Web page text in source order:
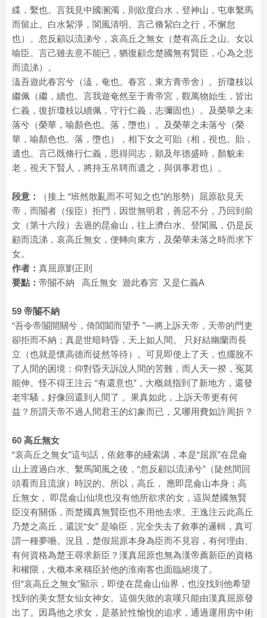
緤，繫也。言我見中國溷濁，則欲度白水，登神山，屯車繫馬
而留止。白水絜淨，閬風清明。言己脩絜白之行，不懈怠
也）。忽反顧以流涕兮，哀高丘之無女（楚有高丘之山。女以
喻臣。言己雖去意不能已，猶復顧念楚國無有賢臣，心為之悲
而流涕）。
溘吾遊此春宮兮（溘，奄也。春宮，東方青帝舍）。折瓊枝以
繼佩（繼，續也。言我遊奄然至于青帝宮，觀萬物始生，皆出
仁義，復折瓊枝以續佩，守行仁義，志彌固也）。及榮華之未
落兮（榮華，喻顏色也。落，墮也）。及榮華之未落兮（榮
華，喻顏色也。落，墮也），相下女之可貽（相，視也。貽，
遺也。言己既脩行仁義，思得同志，願及年德盛時，顏貌未
老，視天下賢人，將持玉帛聘而遺之，與俱事君也）。
段意：
（接上 “班然散亂而不可知之也”的形勢）屈原欲見天
帝，而閽者（佞臣）拒門，因世無明君，善惡不分，乃回到前
文（第十六段）去過的昆侖山，往上濟白水、登閬風，仍是反
顧而流涕，哀高丘無女，便轉向東方，及榮華未落之時而求下
女。
作者： 真屈原劉正則
要點： 帝閽不納 高丘無女 遊此春宮 又是仁義A
59 帝閽不納
“吾令帝閽開關兮，倚閶闔而望予 ”—將上訴天帝，天帝的門吏
卻拒而不納；真是世暗時昏，天上如人間。 只好結幽蘭而長
立（也就是懷高德而徒然等待）。可見即使上了天，也擺脫不
了人間的困境；仰對昏天訴說人間的苦難，而人天一揆，冤莫
能伸。怪不得王注云 “有還意也”，大概就指到了新地方，還發
老牢騷，好像回還到人間了 。果真如此，上訴天帝更有何
益？所謂天帝不過人間君王的幻象而已，又哪用費如許周折？
60 高丘無女
“哀高丘之無女”這句話，依敘事的綫索講，本是“屈原”在昆侖
山上渡過白水、繫馬閬風之後，“忽反顧以流涕兮”（陡然間回
頭看而且流淚）時説的。所以，高丘， 應即昆侖山本身；高
丘無女， 即昆侖山仙境也沒有他所欲求的女，這與楚國無賢
臣沒有關係，而楚國真無賢臣也不用他去求。王逸注云此高丘
乃楚之高丘，還説“女” 是喻臣，完全失去了敘事的邏輯，真可
謂一種夢囈。況且，楚假屈原本身為臣而不見容，有何理由、
有何資格為楚王尋求新臣？漢真屈原也無為漢帝薦新臣的資格
和權限，大概本來稱臣於他的淮南客也面臨絕境了。
但“哀高丘之無女”顯示，即使在昆侖山仙界，也沒找到他希望
找到的美女慧女仙女神女。這個失敗的哀嘆只能由漢真屈原發
出了。因爲他之求女，是基於性愉悅的追求，通過運用房中術